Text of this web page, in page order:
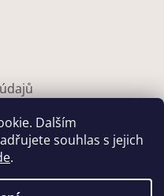
Dalším
souhlas s jejich
.